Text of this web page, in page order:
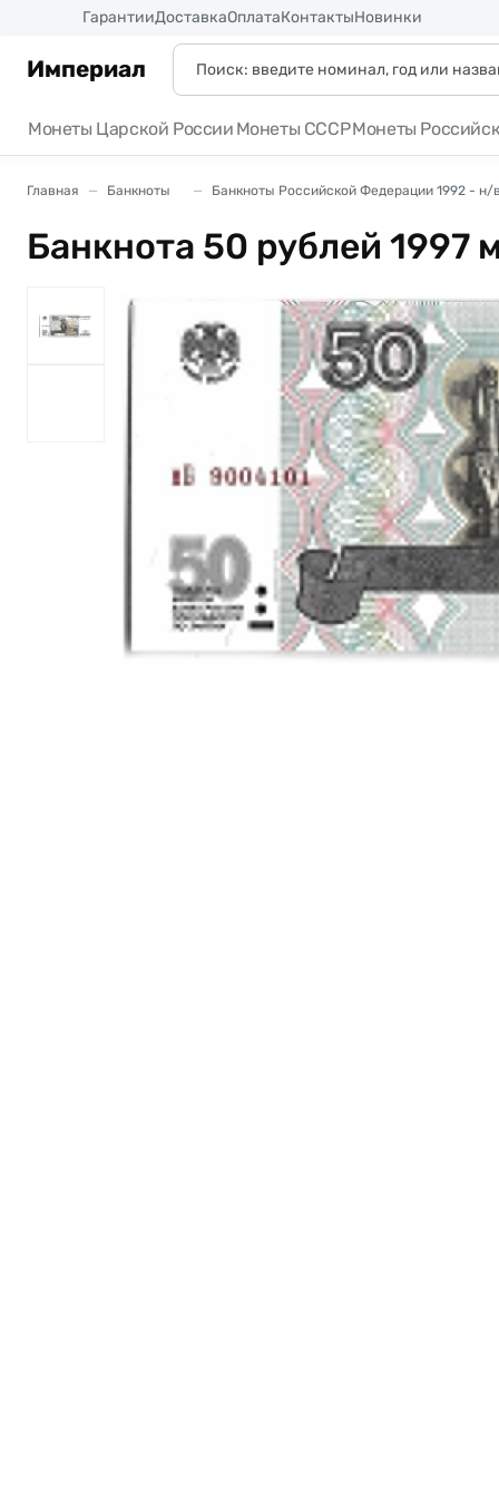
ГарантииДоставкаОплатаКонтактыНовинки
Империал
Монеты Царской России Монеты СССРМонеты
Главная Банкноты Банкноты Российской Федерации 1992 - н/
Банкнота 50 рублей 1997